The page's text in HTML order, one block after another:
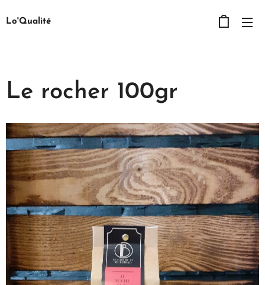
Lo'Qualité
Le rocher 100gr